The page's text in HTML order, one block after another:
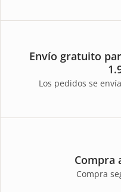
Envío gratuito
Los pedidos se
Compra
Compra